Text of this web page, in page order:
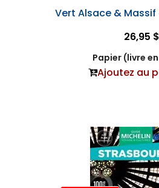
Vert Alsace &
26,95 $
Papier (livre
Ajoutez au